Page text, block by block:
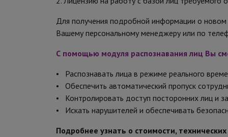
Для получения подробной информации о
Вашему персональному менеджеру или по
С помощью модуля распознавания лиц Вы
• Распознавать лица в режиме реального
• Обеспечить автоматический пропуск
• Контролировать доступ посторонних лиц и
• Искать нарушителей и обеспечивать
Подробнее узнать о стоимости,